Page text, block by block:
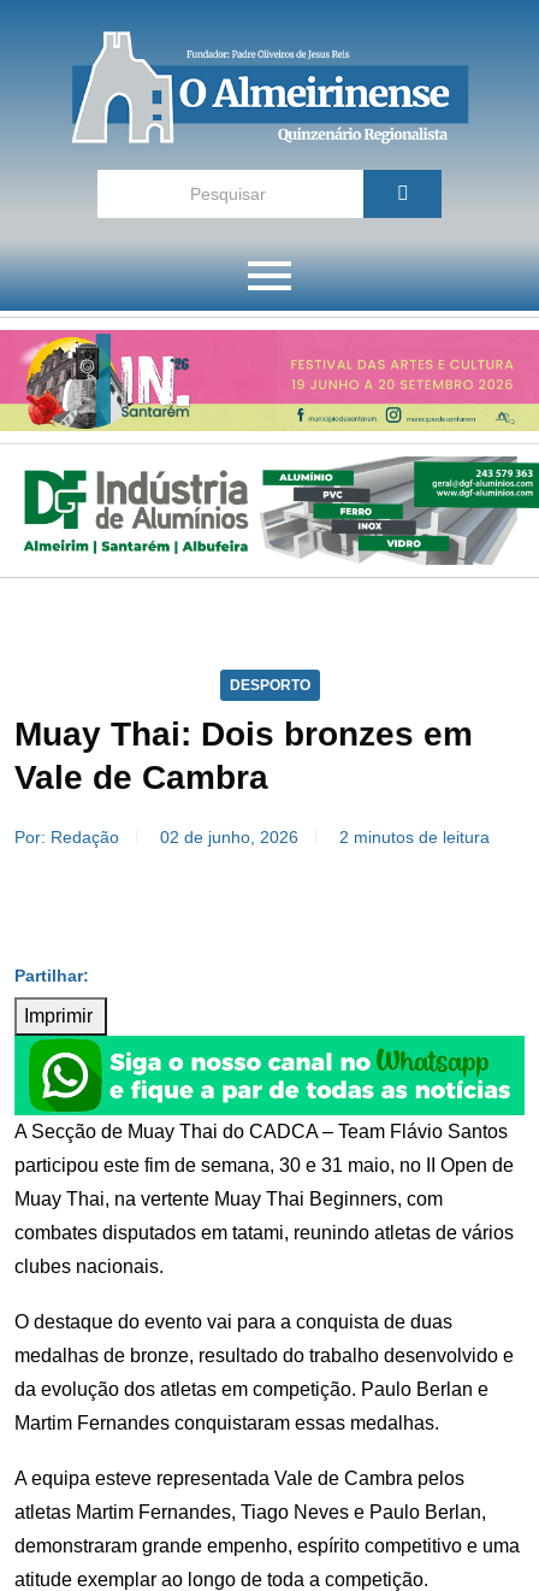
DESPORTO
Muay Thai: Dois bronzes em
Vale de Cambra
Por: Redação 02 de junho, 2026 2 minutos de leitura
Imprimir
A Secção de Muay Thai do CADCA – Team Flávio Santos
participou este fim de semana, 30 e 31 maio, no II Open de
Muay Thai, na vertente Muay Thai Beginners, com
combates disputados em tatami, reunindo atletas de vários
clubes nacionais.
O destaque do evento vai para a conquista de duas
medalhas de bronze, resultado do trabalho desenvolvido e
da evolução dos atletas em competição. Paulo Berlan e
Martim Fernandes conquistaram essas medalhas.
A equipa esteve representada Vale de Cambra pelos
atletas Martim Fernandes, Tiago Neves e Paulo Berlan,
demonstraram grande empenho, espírito competitivo e uma
atitude exemplar ao longo de toda a competição.